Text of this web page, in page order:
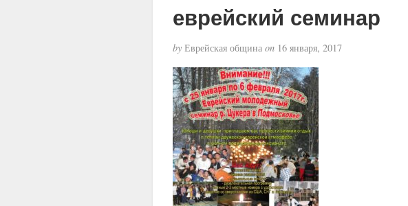
еврейский семинар
byЕврейская община on16 января, 2017